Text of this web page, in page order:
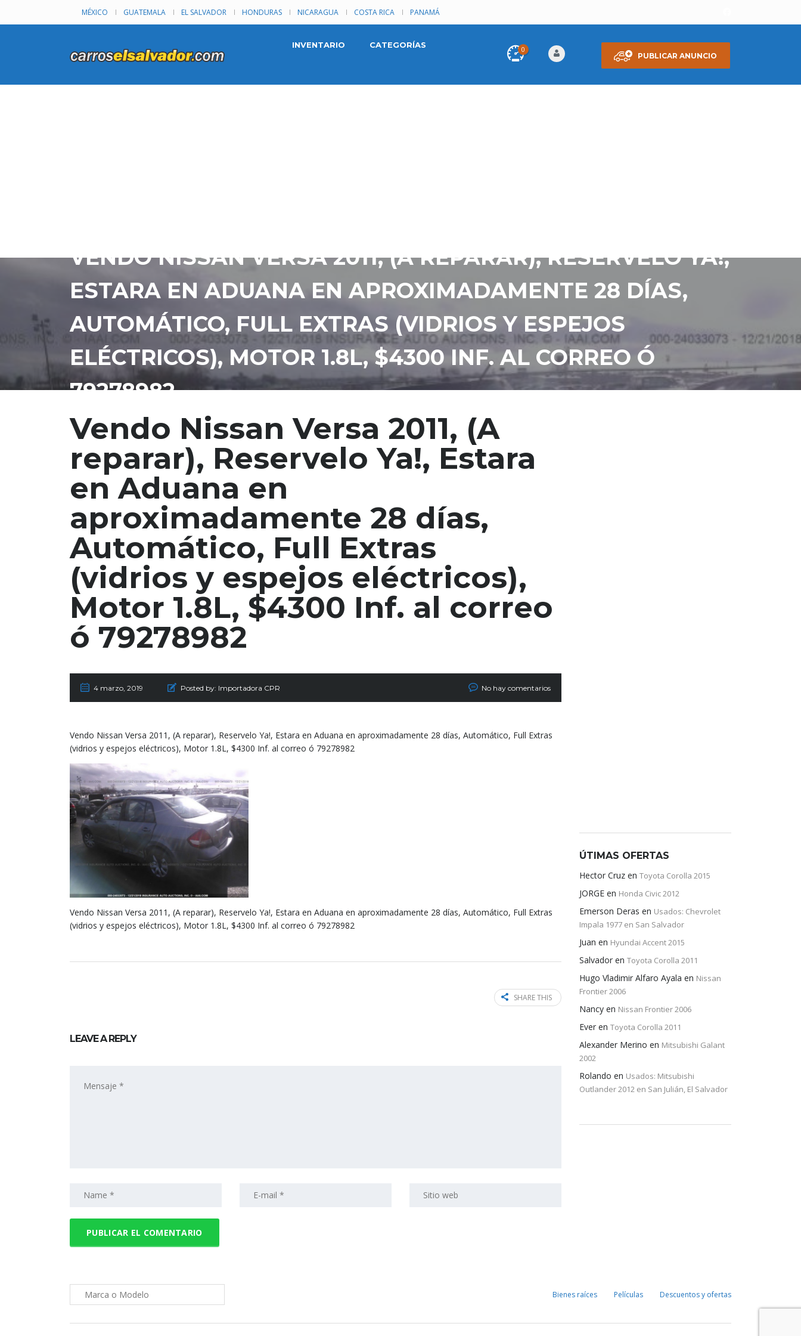
MÉXICO GUATEMALA EL SALVADOR HONDURAS NICARAGUA COSTA RICA PANAMÁ
PUBLICAR ANUNCIO
0
INVENTARIO CATEGORÍAS
VENDO NISSAN VERSA 2011, (A REPARAR), RESERVELO YA!,
ESTARA EN ADUANA EN APROXIMADAMENTE 28 DÍAS,
AUTOMÁTICO, FULL EXTRAS (VIDRIOS Y ESPEJOS
ELÉCTRICOS), MOTOR 1.8L, $4300 INF. AL CORREO Ó
79278982
Vendo Nissan Versa 2011, (A
reparar), Reservelo Ya!, Estara
en Aduana en
aproximadamente 28 días,
Automático, Full Extras
(vidrios y espejos eléctricos),
Motor 1.8L, $4300 Inf. al correo
ó 79278982
4 marzo, 2019 Posted by: Importadora CPR No hay comentarios
Vendo Nissan Versa 2011, (A reparar), Reservelo Ya!, Estara en Aduana en aproximadamente 28 días, Automático, Full Extras
(vidrios y espejos eléctricos), Motor 1.8L, $4300 Inf. al correo ó 79278982
Vendo Nissan Versa 2011, (A reparar), Reservelo Ya!, Estara en Aduana en aproximadamente 28 días, Automático, Full Extras
(vidrios y espejos eléctricos), Motor 1.8L, $4300 Inf. al correo ó 79278982
SHARE THIS
LEAVE A REPLY
ÚTIMAS OFERTAS
Hector Cruz en Toyota Corolla 2015
JORGE en Honda Civic 2012
Emerson Deras en Usados: Chevrolet
Impala 1977 en San Salvador
Juan en Hyundai Accent 2015
Salvador en Toyota Corolla 2011
Hugo Vladimir Alfaro Ayala en Nissan
Frontier 2006
Nancy en Nissan Frontier 2006
Ever en Toyota Corolla 2011
Alexander Merino en Mitsubishi Galant
2002
Rolando en Usados: Mitsubishi
Outlander 2012 en San Julián, El Salvador
Bienes raíces Películas Descuentos y ofertas